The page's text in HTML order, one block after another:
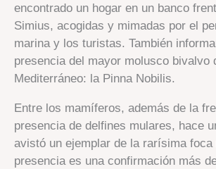
encontrado un hogar en un banco
Simius, acogidas y mimadas por el
marina y los turistas. También
presencia del mayor molusco bivalvo
Mediterráneo: la Pinna Nobilis.
Entre los mamíferos, además de la
presencia de delfines mulares, hace
avistó un ejemplar de la rarísima foca
presencia es una confirmación más